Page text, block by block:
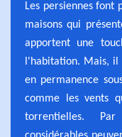
Les persiennes font
maisons qui
apportent une
l'habitation. Mais,
en permanence
comme les vents
torrentielles. Par